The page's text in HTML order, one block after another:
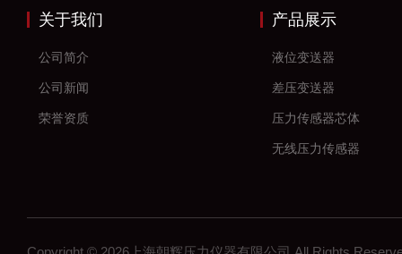
关于我们
公司简介
公司新闻
荣誉资质
产品展示
液位变送器
差压变送器
压力传感器芯体
无线压力传感器